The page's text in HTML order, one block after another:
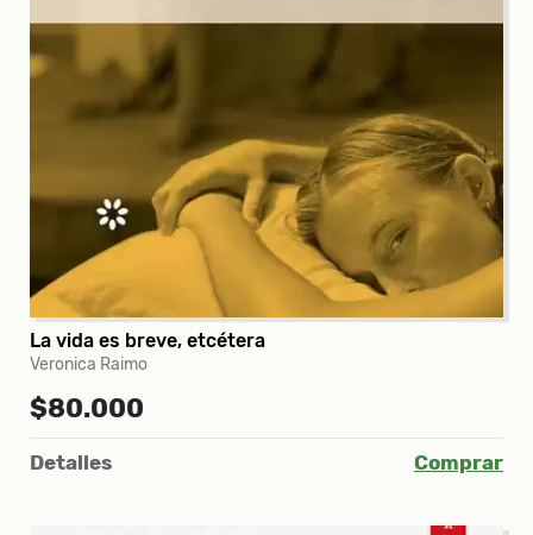
La vida es breve, etcétera
Veronica Raimo
$80.000
Detalles Comprar